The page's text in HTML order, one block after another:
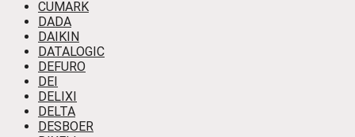
CUMARK
DADA
DAIKIN
DATALOGIC
DEFURO
DEI
DELIXI
DELTA
DESBOER